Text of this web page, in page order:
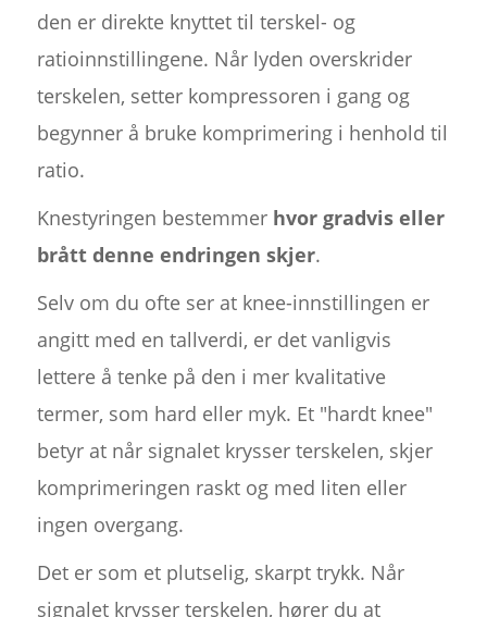
den er direkte knyttet til terskel- og
ratioinnstillingene. Når lyden overskrider
terskelen, setter kompressoren i gang og
begynner å bruke komprimering i henhold til
ratio.
Knestyringen bestemmer hvor gradvis eller
brått denne endringen skjer.
Selv om du ofte ser at knee-innstillingen er
angitt med en tallverdi, er det vanligvis
lettere å tenke på den i mer kvalitative
termer, som hard eller myk. Et "hardt knee"
betyr at når signalet krysser terskelen, skjer
komprimeringen raskt og med liten eller
ingen overgang.
Det er som et plutselig, skarpt trykk. Når
signalet krysser terskelen, hører du at